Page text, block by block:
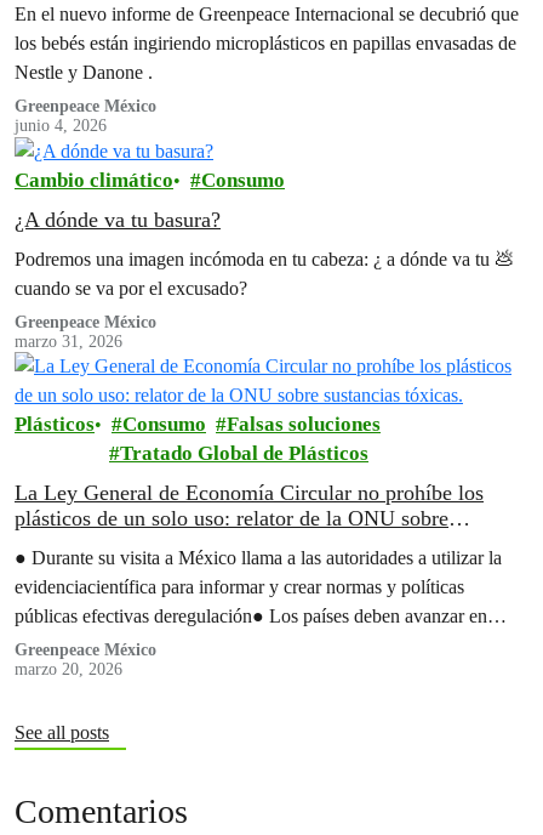
En el nuevo informe de Greenpeace Internacional se decubrió que
los bebés están ingiriendo microplásticos en papillas envasadas de
Nestle y Danone .
Greenpeace México
junio 4, 2026
Cambio climático Consumo
¿A dónde va tu basura?
Podremos una imagen incómoda en tu cabeza: ¿ a dónde va tu 💩
cuando se va por el excusado?
Greenpeace México
marzo 31, 2026
Plásticos Consumo
Falsas soluciones
Tratado Global de Plásticos
La Ley General de Economía Circular no prohíbe los
plásticos de un solo uso: relator de la ONU sobre
● Durante su visita a México llama a las autoridades a utilizar la
evidenciacientífica para informar y crear normas y políticas
públicas efectivas deregulación● Los países deben avanzar en
medidas…
Greenpeace México
marzo 20, 2026
See all posts
Comentarios